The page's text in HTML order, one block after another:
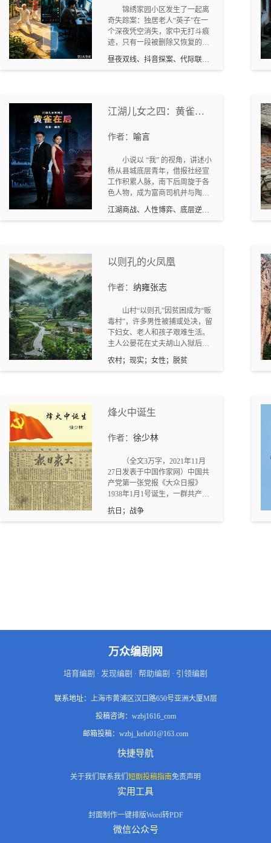
锦绣家园小区发生了一起离
奇失踪案：独居老人“英子”在一
个深夜凭空消失，家中无打斗痕
迹，只有一段被删除又恢复的监
控视频，显示她最后去了地下停
车场。刑警队介入调查，却发现
退休教师周淑英、前妇联干部王
天的所有秘密——谁家儿子不
及案发当天清晨，在地下停车场
闻到的那股奇怪的消毒水
味。 “夜幕组”：程序员张秋实、
网约车司机李桂兰、游戏主播赵
萍，每天凌晨才睡。他们掌握着
李箱走进电梯的模糊身影。两组
同的爱好——刷抖音——而产生
了奇妙的联结。周淑英把英子的
事编成“悬疑短剧”发在抖音上，
本想引起关注，没想到评论区里
出现了一个叫“平安是福”的账
号，语气温暖得像一个慈祥的老
太太，每天都在点赞、留言、提
供“线索”。直到张秋实深夜刷到
间，正是英子失踪的那一天。
昼夜双线、抖音探案、代际联
手、社区悬疑
江湖儿女之四：黄雀在
期刊发）
作者： 喻言
小说以 “我” 的视角，讲述小
杨从县城底层青年，借报社经宣
工作积累人脉，南下后周旋于各
色人物，成为富商司机并与陶小
姐联手，借阴谋掌控商业帝国，
却深陷人性算计与黑恶威胁，最
人物在时代浪潮中挣扎、博弈与
物弧光饱满，从底层逆袭到黑红
伏，时代背景下的商业江湖与人
性挣扎极具戏剧张力，藏区救赎
的结局又赋予故事深度，适合改
编为都市悬疑商战剧，兼具观赏
性与思想性。
江湖商战、人性博弈、底层逆
袭、罪与救赎
以则孔的火凤凰
作者： 纳雍张志
山村“以则孔”因贫困成为“贩
毒村”，许多男性被捕或处决，留
下妇女、老人和孩子艰难生活。
主人公晏花在丈夫胡山入狱后，
独自抚养三个孩子、照顾老人，
甚至外出打工、回乡搞养殖，历
品的阴影，走向教育与劳动致富
新生。
农村；现实；女性；脱贫
烽火中诞生
作者： 徐少林
（全文3万字，2021年11月
27日发表于中国作家网）中国共
产党第一张党报《大众日报》
1938年1月1号诞生，一群共产党
人，胸怀天下，信仰马列，团结
带领中国人民反压迫，反剥削，
抗日；战争
万众编剧网
培育编剧 · 发现编剧 · 帮助编剧 · 引领编剧
联系地址： 上海市黄浦区汉口路650号亚洲大厦M层
投稿咨询： wzbj1616_com
邮箱投稿： wzbj_kefu01@163.com
快捷导航
关于我们 联系我们 短剧投稿指南免责声明
实用工具
封面制作一键排版Word转PDF
微信公众号